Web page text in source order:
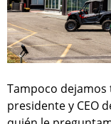
Tampoco
presidente y CEO